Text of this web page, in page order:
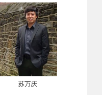
苏万庆